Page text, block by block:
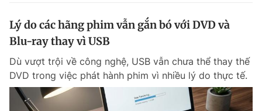
Tổng biên tập: Nguyễn Ngọc Toàn
Phó tổng biên tập thường trực: Hải Thành
Phó tổng biên tập: Lâm Hiếu Dũng
Phó tổng biên tập: Trần Việt Hưng
Tổng thư ký tòa soạn: Đức Trung
Giấy phép xuất bản số 110/GP - BTTTT cấp ngày 24.3.2020
© 2003-2026 Bản quyền thuộc về Báo Thanh Niên. Cấm sao chép
Lý do các hãng phim vẫn gắn bó với DVD và
Blu-ray thay vì USB
Dù vượt trội về công nghệ, USB vẫn chưa thể thay thế
DVD trong việc phát hành phim vì nhiều lý do thực tế.